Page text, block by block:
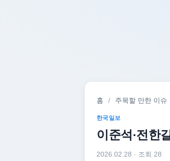
홈 / 주목할 만한 이슈
한국일보
이준석·전한
2026.02.28 · 조회 28